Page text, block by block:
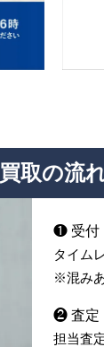
買取の流
❶ 受付
タイム
※混み
❷ 査定
担当査